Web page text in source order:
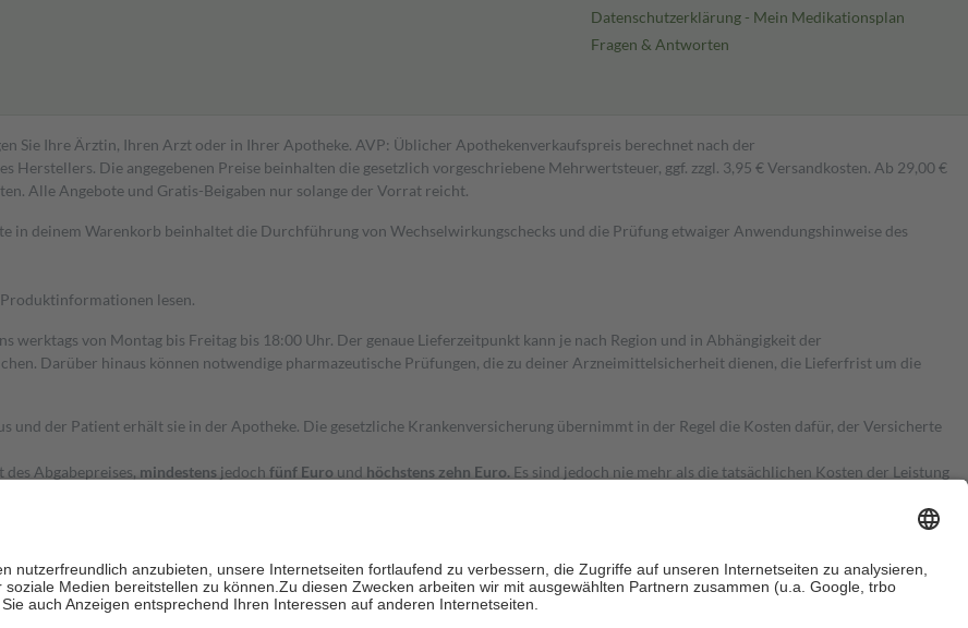
Datenschutzerklärung - Mein Medikationsplan
Fragen & Antworten
Sie Ihre Ärztin, Ihren Arzt oder in Ihrer Apotheke. AVP: Üblicher Apothekenverkaufspreis berechnet nach der
Die angegebenen Preise beinhalten die gesetzlich vorgeschriebene Mehrwertsteuer, ggf. zzgl. 3,95 € Versandkosten. Ab 29,00 €
Alle Angebote und Gratis-Beigaben nur solange der Vorrat reicht.
in deinem Warenkorb beinhaltet die Durchführung von Wechselwirkungschecks und die Prüfung etwaiger Anwendungshinweise des
lesen.
werktags von Montag bis Freitag bis 18:00 Uhr. Der genaue Lieferzeitpunkt kann je nach Region und in Abhängigkeit der
Darüber hinaus können notwendige pharmazeutische Prüfungen, die zu deiner Arzneimittelsicherheit dienen, die Lieferfrist um die
und der Patient erhält sie in der Apotheke. Die gesetzliche Krankenversicherung übernimmt in der Regel die Kosten dafür, der Versicherte
Abgabepreises, mindestens jedoch fünf Euro und höchstens zehn Euro. Es sind jedoch nie mehr als die tatsächlichen Kosten der Leistung
und die besondere Stellung der Familie zu unterstützen, fallenkeine Zuzahlungen an bei:
der Fahrkosten
werden